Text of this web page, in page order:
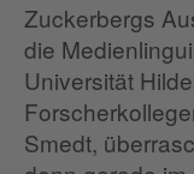
Zuckerbergs
die
Universität
Smedt,